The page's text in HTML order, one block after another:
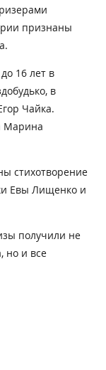
признаны
16 лет в
в
Чайка.
Марина
стихотворение
Евы Лищенко и
получили не
но и все